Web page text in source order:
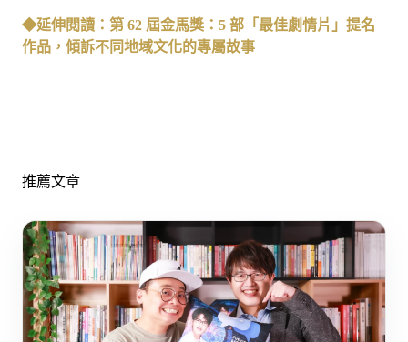
◆延伸閱讀：第 62 屆金馬獎：5 部「最佳劇情片」提名
作品，傾訴不同地域文化的專屬故事
推薦文章